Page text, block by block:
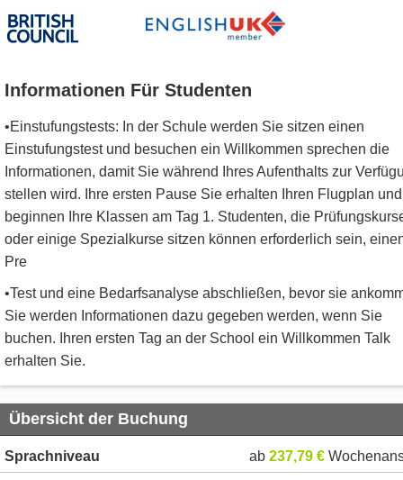
Informationen Für Studenten
•Einstufungstests: In der Schule werden Sie sitzen einen
Einstufungstest und besuchen ein Willkommen sprechen die
Informationen, damit Sie während Ihres Aufenthalts zur
stellen wird. Ihre ersten Pause Sie erhalten Ihren Flugplan und
beginnen Ihre Klassen am Tag 1. Studenten, die
oder einige Spezialkurse sitzen können erforderlich sein,
Pre
•Test und eine Bedarfsanalyse abschließen, bevor sie
Sie werden Informationen dazu gegeben werden, wenn Sie
buchen. Ihren ersten Tag an der School ein Willkommen Talk
erhalten Sie.
Übersicht der Buchung
Sprachniveau ab 237,79 €